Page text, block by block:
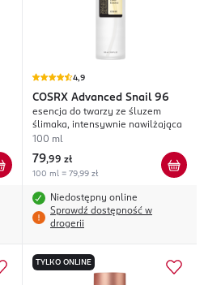
4,9
COSRX Advanced Snail 96
esencja do twarzy ze śluzem
ślimaka, intensywnie nawilżająca
100 ml
79,99 zł
100 ml = 79,99 zł
Niedostępny online
Sprawdź dostępność w
drogerii
TYLKO ONLINE